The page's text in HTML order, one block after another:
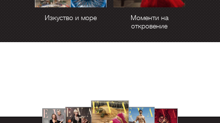
Изкуство и море
Моменти на
откровение